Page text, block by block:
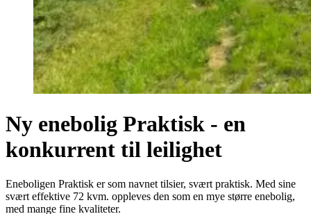
Ny enebolig Praktisk - en
konkurrent til leilighet
Eneboligen Praktisk er som navnet tilsier, svært praktisk. Med sine
svært effektive 72 kvm. oppleves den som en mye større enebolig,
med mange fine kvaliteter.